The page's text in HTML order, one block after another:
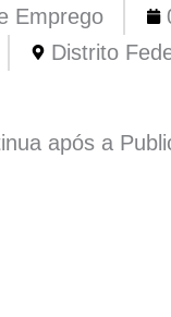
Emprego
Distrito
após a